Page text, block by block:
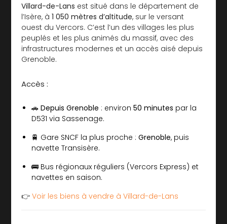
Villard-de-Lans est situé dans le département de
l’Isère, à1 050 mètres d’altitude, sur le versant
ouest du Vercors. C’est l’un des villages les plus
peuplés et les plus animés du massif, avec des
infrastructures modernes et un accès aisé depuis
Grenoble.
Accès :
🚗Depuis Grenoble : environ50 minutes par la
D531 via Sassenage.
🚆 Gare SNCF la plus proche :Grenoble, puis
navette Transisère.
🚌 Bus régionaux réguliers (Vercors Express) et
navettes en saison.
👉Voir les biens à vendre à Villard-de-Lans